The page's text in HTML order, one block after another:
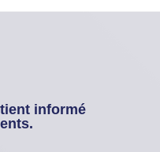
informé